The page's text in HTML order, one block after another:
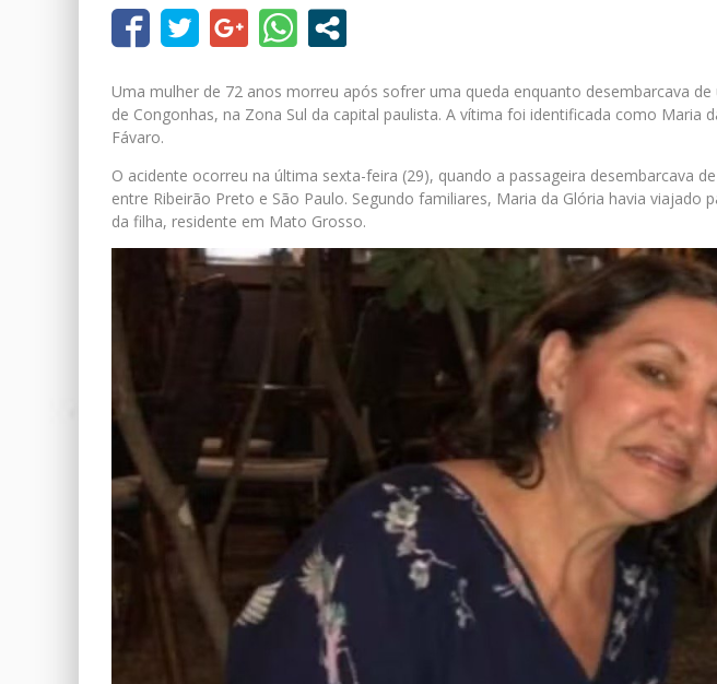
Uma mulher de 72 anos morreu após sofrer uma queda enquanto desembarcava
de Congonhas, na Zona Sul da capital paulista. A vítima foi identificada como Maria
Fávaro.
O acidente ocorreu na última sexta-feira (29), quando a passageira desembarcava
entre Ribeirão Preto e São Paulo. Segundo familiares, Maria da Glória havia viajado
da filha, residente em Mato Grosso.